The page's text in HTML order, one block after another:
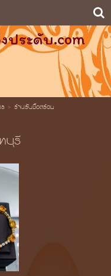
ประดับ.com
> ร้านรับซื้อสร้อย
บุรี